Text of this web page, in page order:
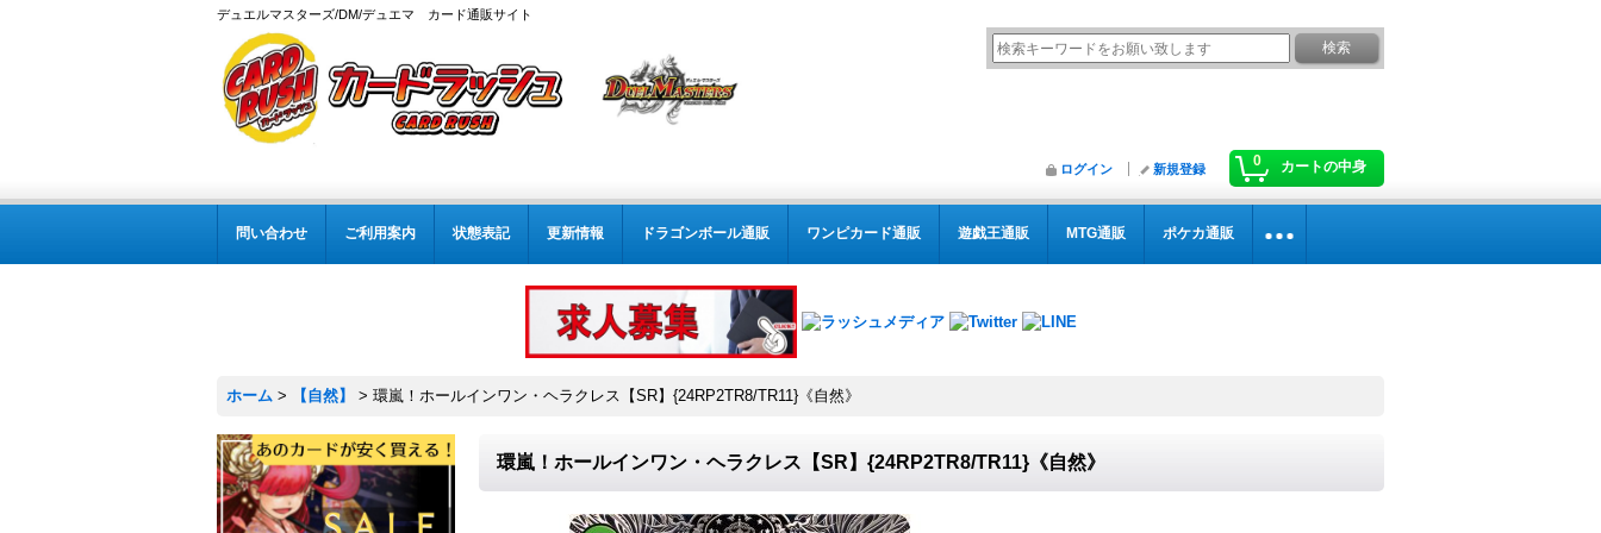
デュエルマスターズ/DM/デュエマ カード通販サイト
0 カートの中身
ログイン 新規登録
問い合わせ ご利用案内 状態表記 更新情報 ドラゴンボール通販 ワンピカード通販 遊戯王通販 MTG通販 ポケカ通販
ホーム > 【自然】 > 環嵐！ホールインワン・ヘラクレス【SR】{24RP2TR8/TR11}《自然》
環嵐！ホールインワン・ヘラクレス【SR】{24RP2TR8/TR11}《自然》